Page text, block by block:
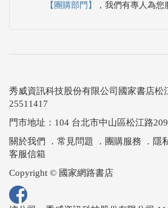
【團購部門】
，我們有專人為您
秀威資訊科技股份有限公司國家書店
25511417
門市地址：104 台北市中山區松江路
關於我們
． 常見問題 ． 團購服務 ． 隱
客服信箱
Copyright © 國家網路書店